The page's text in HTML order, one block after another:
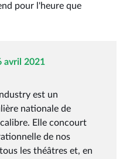
pour l'heure que
avril 2021
est un
nationale de
Elle concourt
de nos
les théâtres et, en